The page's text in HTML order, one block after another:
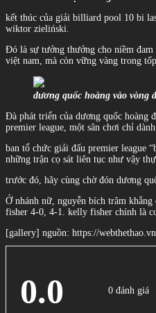
kết thúc của giải billiard pool 10 bi
wiktor zieliński.
Đó là sự tưởng thưởng cho niềm đam
việt nam, mà còn vững vàng trong
dương quốc hoàng vào vòng
Đà phát triển của dương quốc hoàng
premier league, một sân chơi chỉ
ban tổ chức giải đấu premier league
những trận cọ sát liên tục như vậy
trước đó, hãy cùng chờ đón dương
Ở nhánh nữ, nguyễn bích trâm
fisher 4-0, 4-1. kelly fisher chính là
[gallery] nguồn: https://
0.0 0 đánh giá